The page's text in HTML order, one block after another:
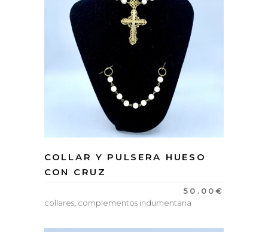
COLLAR Y PULSERA HUESO
CON CRUZ
50.00€
collares, complementos indumentaria